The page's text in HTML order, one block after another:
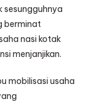
sesungguhnya
berminat
nasi kotak
menjanjikan.
mobilisasi usaha